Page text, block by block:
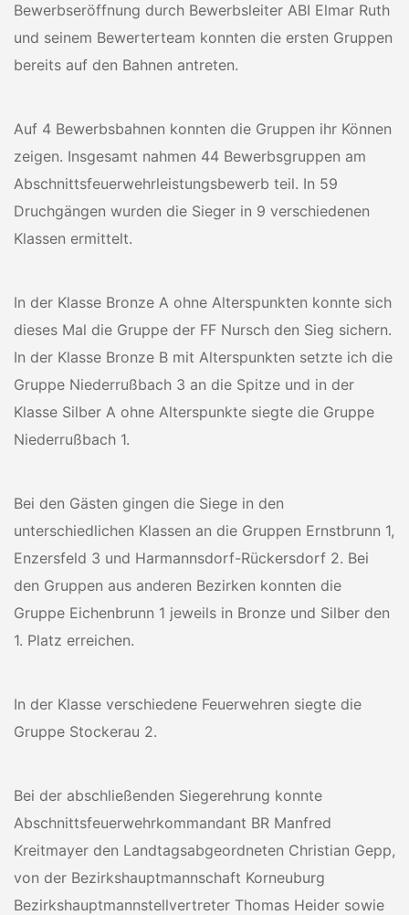
Bewerbseröffnung durch Bewerbsleiter ABI Elmar Ruth
und seinem Bewerterteam konnten die ersten Gruppen
bereits auf den Bahnen antreten.
Auf 4 Bewerbsbahnen konnten die Gruppen ihr Können
zeigen. Insgesamt nahmen 44 Bewerbsgruppen am
Abschnittsfeuerwehrleistungsbewerb teil. In 59
Druchgängen wurden die Sieger in 9 verschiedenen
Klassen ermittelt.
In der Klasse Bronze A ohne Alterspunkten konnte sich
dieses Mal die Gruppe der FF Nursch den Sieg sichern.
In der Klasse Bronze B mit Alterspunkten setzte ich die
Gruppe Niederrußbach 3 an die Spitze und in der
Klasse Silber A ohne Alterspunkte siegte die Gruppe
Niederrußbach 1.
Bei den Gästen gingen die Siege in den
unterschiedlichen Klassen an die Gruppen Ernstbrunn 1,
Enzersfeld 3 und Harmannsdorf-Rückersdorf 2. Bei
den Gruppen aus anderen Bezirken konnten die
Gruppe Eichenbrunn 1 jeweils in Bronze und Silber den
1. Platz erreichen.
In der Klasse verschiedene Feuerwehren siegte die
Gruppe Stockerau 2.
Bei der abschließenden Siegerehrung konnte
Abschnittsfeuerwehrkommandant BR Manfred
Kreitmayer den Landtagsabgeordneten Christian Gepp,
von der Bezirkshauptmannschaft Korneuburg
Bezirkshauptmannstellvertreter Thomas Heider sowie